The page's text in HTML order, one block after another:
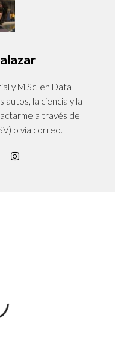
y M.Sc. en Data
autos, la ciencia y la
a través de
o vía correo.